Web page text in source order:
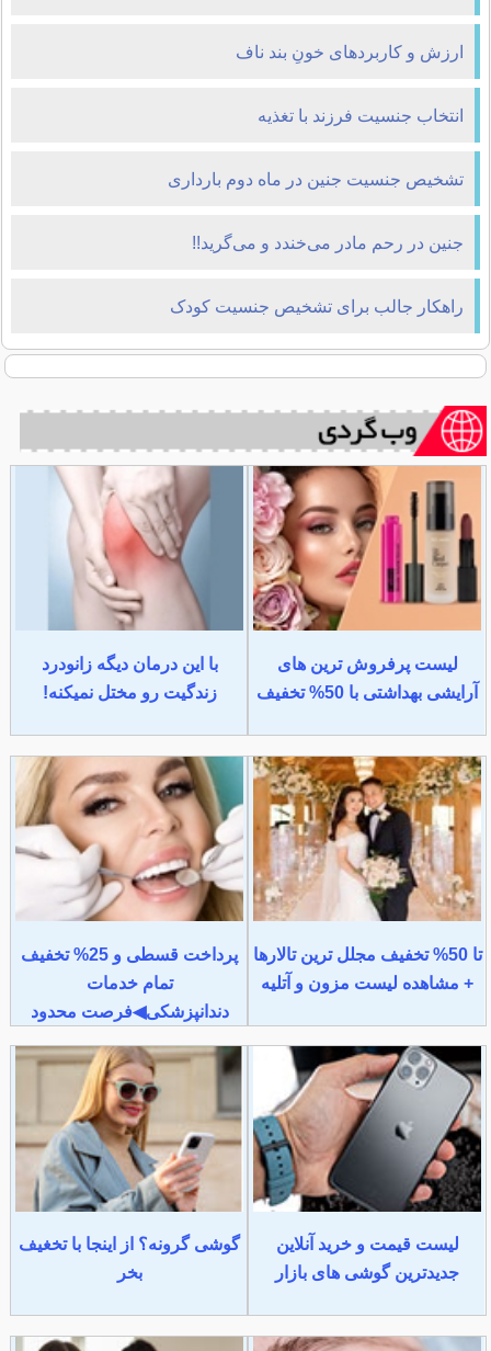
ارزش و کاربردهای خونِ بند ناف
انتخاب جنسیت فرزند با تغذیه
تشخیص جنسیت جنین در ماه دوم بارداری
جنین در رحم مادر می‌خندد و می‌گرید!!
راهکار جالب برای تشخیص جنسیت کودک
لیست پرفروش ترین های
آرایشی بهداشتی با 50% تخفیف
با این درمان دیگه زانودرد
زندگیت رو مختل نمیکنه!
تا 50% تخفیف مجلل ترین تالارها
+ مشاهده لیست مزون و آتلیه
پرداخت قسطی و 25% تخفیف
تمام خدمات
دندانپزشکی◀فرصت محدود
لیست قیمت و خرید آنلاین
جدیدترین گوشی های بازار
گوشی گرونه؟ از اینجا با تخغیف
بخر